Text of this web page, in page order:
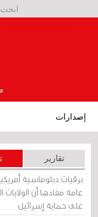
إصدارات
تقارير
برقيات دبلوماسية
عامة مفادها أن
على حماية إسرائيل